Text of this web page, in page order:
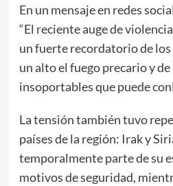
En un mensaje en redes
“El reciente auge de
un fuerte recordatorio de los
un alto el fuego precario y
insoportables que puede
La tensión también tuvo
países de la región: Irak y
temporalmente parte de su
motivos de seguridad,